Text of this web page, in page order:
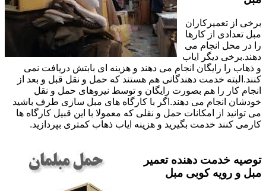
برخی از تعمیرکاران
مبل تعدادی از کارها
را در محل انجام می
دهند.برخی دیگر ایاب
و ذهاب را رایگان انجام می دهند و هزینه ای بابتش دریافت نمی
کنند.البته خدمت دهندگانی هم هستند که حمل و نقل قبل و بعد از
انجام کار را هم بصورت رایگان و توسط نیروهای حمل و نقل
خودشان انجام می دهند.اگر با کارگاه های مبل سازی طرف باشید
می توانید از امکانات حمل و نقلی که معمولا با این قبیل کارگاه ها
کارمی کنند خدمت بگیرید و هزینه ایاب ذهاب کمتری بپردازید.
توصیه خدمت دهنده تعمیر
مبل و رویه کوبی مبل